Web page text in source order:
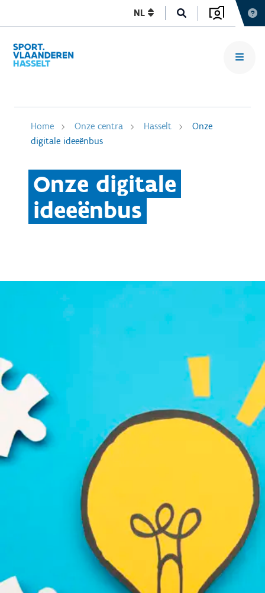
NL
Home Onze centra Hasselt
Onze
digitale ideeënbus
Onze digitale
ideeënbus